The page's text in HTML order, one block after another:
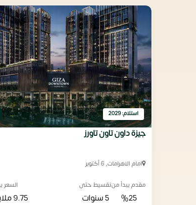
استلام: 2029
جيزة داون تاون تاورز
امام الاهرامات, 6 أكتوبر
مقدم يبدأ من
%25
تقسيط حتى
5 سنوات
السعر
9.75 ملايين